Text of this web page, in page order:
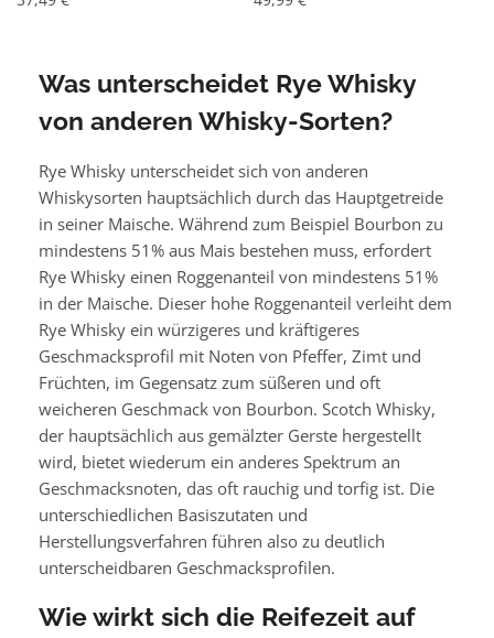
Was unterscheidet Rye Whisky
von anderen Whisky-Sorten?
Rye Whisky unterscheidet sich von anderen
Whiskysorten hauptsächlich durch das Hauptgetreide
in seiner Maische. Während zum Beispiel Bourbon zu
mindestens 51% aus Mais bestehen muss, erfordert
Rye Whisky einen Roggenanteil von mindestens 51%
in der Maische. Dieser hohe Roggenanteil verleiht dem
Rye Whisky ein würzigeres und kräftigeres
Geschmacksprofil mit Noten von Pfeffer, Zimt und
Früchten, im Gegensatz zum süßeren und oft
weicheren Geschmack von Bourbon. Scotch Whisky,
der hauptsächlich aus gemälzter Gerste hergestellt
wird, bietet wiederum ein anderes Spektrum an
Geschmacksnoten, das oft rauchig und torfig ist. Die
unterschiedlichen Basiszutaten und
Herstellungsverfahren führen also zu deutlich
unterscheidbaren Geschmacksprofilen.
Wie wirkt sich die Reifezeit auf